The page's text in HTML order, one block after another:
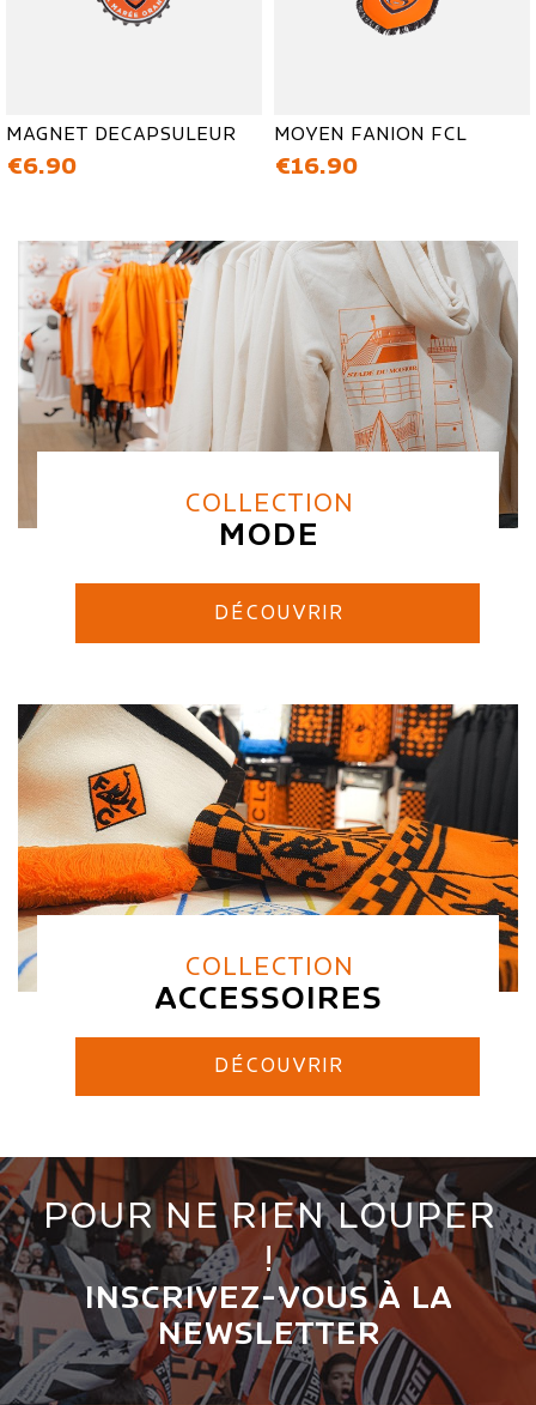
MAGNET DECAPSULEUR
価格
€6.90
MOYEN FANION FCL
価格
€16.90
COLLECTION
MODE
DÉCOUVRIR
COLLECTION
ACCESSOIRES
DÉCOUVRIR
POUR NE RIEN LOUPER
!
INSCRIVEZ-VOUS À LA
NEWSLETTER